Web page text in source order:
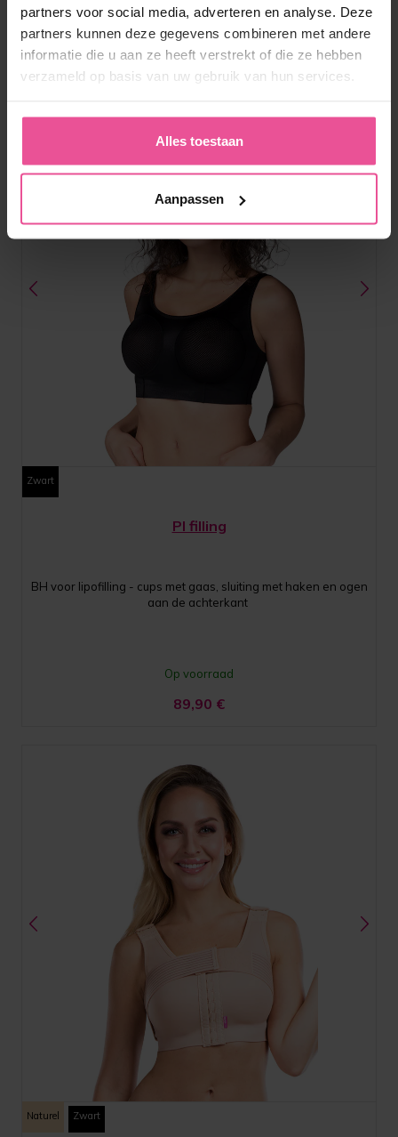
partners voor social media, adverteren en analyse. Deze
partners kunnen deze gegevens combineren met andere
informatie die u aan ze heeft verstrekt of die ze hebben
verzameld op basis van uw gebruik van hun services.
Alles toestaan
Aanpassen
Op voorraad
45,90
Zwart
PI filling
BH voor lipofilling - cups met gaas, sluiting met haken en ogen
aan de achterkant
Op voorraad
89,90 €
Naturel Zwart